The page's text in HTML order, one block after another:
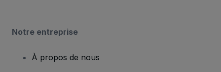
Notre entreprise
À propos de nous